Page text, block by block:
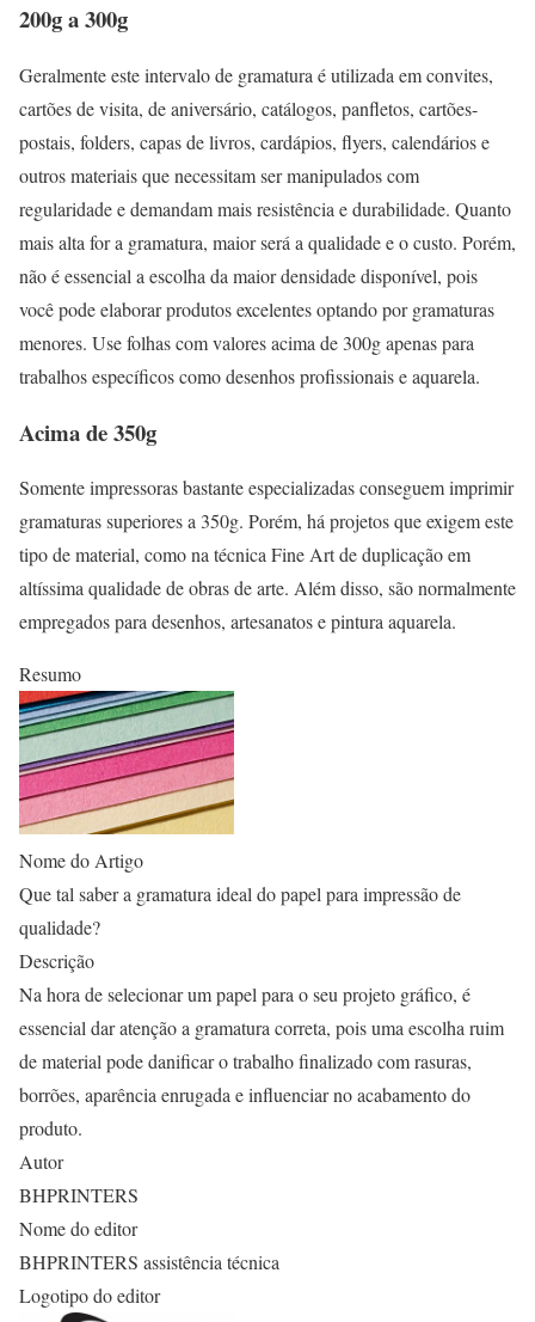
200g a 300g
Geralmente este intervalo de gramatura é utilizada em convites,
cartões de visita, de aniversário, catálogos, panfletos, cartões-
postais, folders, capas de livros, cardápios, flyers, calendários e
outros materiais que necessitam ser manipulados com
regularidade e demandam mais resistência e durabilidade. Quanto
mais alta for a gramatura, maior será a qualidade e o custo. Porém,
não é essencial a escolha da maior densidade disponível, pois
você pode elaborar produtos excelentes optando por gramaturas
menores. Use folhas com valores acima de 300g apenas para
trabalhos específicos como desenhos profissionais e aquarela.
Acima de 350g
Somente impressoras bastante especializadas conseguem imprimir
gramaturas superiores a 350g. Porém, há projetos que exigem este
tipo de material, como na técnica Fine Art de duplicação em
altíssima qualidade de obras de arte. Além disso, são normalmente
empregados para desenhos, artesanatos e pintura aquarela.
Resumo
Nome do Artigo
Que tal saber a gramatura ideal do papel para impressão de
qualidade?
Descrição
Na hora de selecionar um papel para o seu projeto gráfico, é
essencial dar atenção a gramatura correta, pois uma escolha ruim
de material pode danificar o trabalho finalizado com rasuras,
borrões, aparência enrugada e influenciar no acabamento do
produto.
Autor
BHPRINTERS
Nome do editor
BHPRINTERS assistência técnica
Logotipo do editor